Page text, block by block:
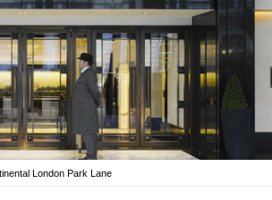
London Park Lane